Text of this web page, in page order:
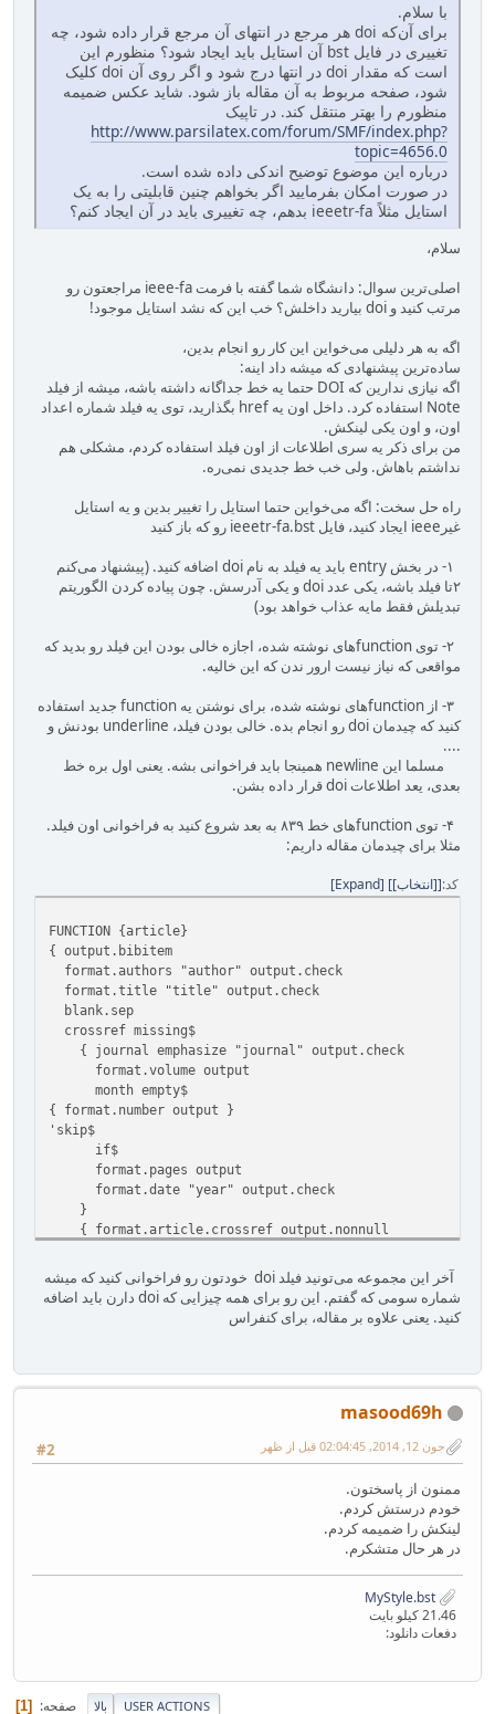
با سلام.
برای آن‌که doi هر مرجع در انتهای آن مرجع قرار داده شود، چه
تغییری در فایل bst آن استایل باید ایجاد شود؟ منظورم این
است که مقدار doi در انتها درج شود و اگر روی آن doi کلیک
شود، صفحه مربوط به آن مقاله باز شود. شاید عکس ضمیمه
منظورم را بهتر منتقل کند. در تاپیک
http://www.parsilatex.com/forum/SMF/index.php?
topic=4656.0
درباره این موضوع توضیح اندکی داده شده است.
در صورت امکان بفرمایید اگر بخواهم چنین قابلیتی را به یک
استایل مثلاً ieeetr-fa بدهم، چه تغییری باید در آن ایجاد کنم؟
سلام،
اصلی‌ترین سوال: دانشگاه شما گفته با فرمت ieee-fa مراجعتون رو
مرتب کنید و doi بیارید داخلش؟ خب این که نشد استایل موجود!
اگه به هر دلیلی می‌خواین این کار رو انجام بدین،
ساده‌ترین پیشنهادی که میشه داد اینه:
اگه نیازی ندارین که DOI حتما یه خط جداگانه داشته باشه، میشه از فیلد
Note استفاده کرد. داخل اون یه href بگذارید، توی یه فیلد شماره اعداد
اون، و اون یکی لینکش.
من برای ذکر یه سری اطلاعات از اون فیلد استفاده کردم، مشکلی هم
نداشتم باهاش. ولی خب خط جدیدی نمی‌ره.
راه حل سخت: اگه می‌خواین حتما استایل را تغییر بدین و یه استایل
غیرieee ایجاد کنید، فایل ieeetr-fa.bst رو که باز کنید
۱- در بخش entry باید یه فیلد به نام doi اضافه کنید. (پیشنهاد می‌کنم
۲تا فیلد باشه، یکی عدد doi و یکی آدرسش. چون پیاده کردن الگوریتم
تبدیلش فقط مایه عذاب خواهد بود)
۲- توی functionهای نوشته شده، اجازه خالی بودن این فیلد رو بدید که
مواقعی که نیاز نیست ارور ندن که این خالیه.
۳- از functionهای نوشته شده، برای نوشتن یه function جدید استفاده
کنید که چیدمان doi رو انجام بده. خالی بودن فیلد، underline بودنش و
....
مسلما این newline همینجا باید فراخوانی بشه. یعنی اول بره خط
بعدی، یعد اطلاعات doi قرار داده بشن.
۴- توی functionهای خط ۸۳۹ به بعد شروع کنید به فراخوانی اون فیلد.
مثلا برای چیدمان مقاله داریم:
کد [انتخاب] Expand
FUNCTION {article}
{ output.bibitem
format.authors "author" output.check
format.title "title" output.check
blank.sep
crossref missing$
{ journal emphasize "journal" output.check
format.volume output
month empty$
{ format.number output }
'skip$
if$
format.pages output
format.date "year" output.check
}
{ format.article.crossref output.nonnull
if$
new.block
آخر این مجموعه می‌تونید فیلد doi خودتون رو فراخوانی کنید که میشه
شماره سومی که گفتم. این رو برای همه چیزایی که doi دارن باید اضافه
کنید. یعنی علاوه بر مقاله، برای کنفراس
masood69h
#2 جون 12, 2014, 02:04:45 قبل از ظهر
ممنون از پاسختون.
خودم درستش کردم.
لینکش را ضمیمه کردم.
در هر حال متشکرم.
21.46 کیلو بایت
دفعات دانلود:
بالا صفحه 1 USER ACTIONS